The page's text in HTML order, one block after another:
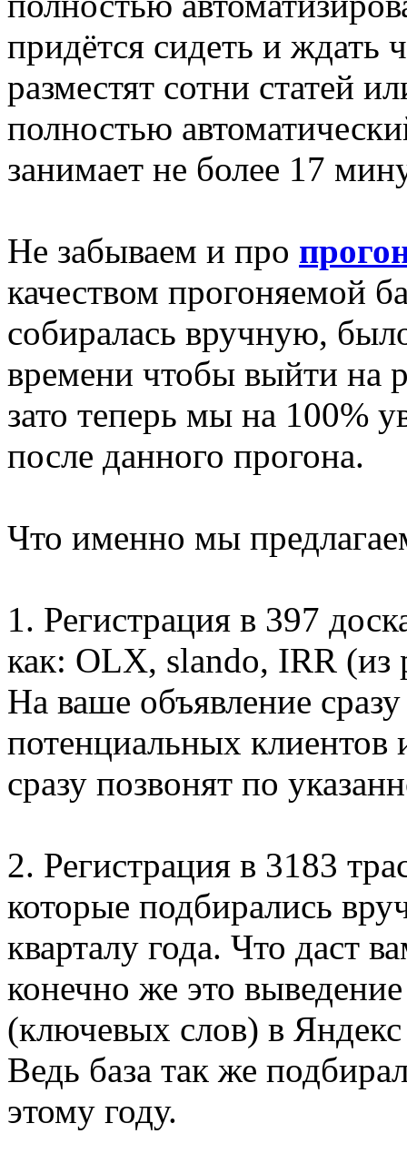
придётся сидеть и ждать
разместят сотни статей
полностью
занимает не более 17
Не забываем и про
качеством прогоняемой
собиралась вручную,
времени чтобы выйти на
зато теперь мы на 100%
после данного прогона.
Что именно мы
1. Регистрация в 397
как: OLX, slando, IRR (из
На ваше объявление
потенциальных клиентов
сразу позвонят по
2. Регистрация в 3183
которые подбирались
кварталу года. Что даст
конечно же это
(ключевых слов) в
Ведь база так же
этому году.